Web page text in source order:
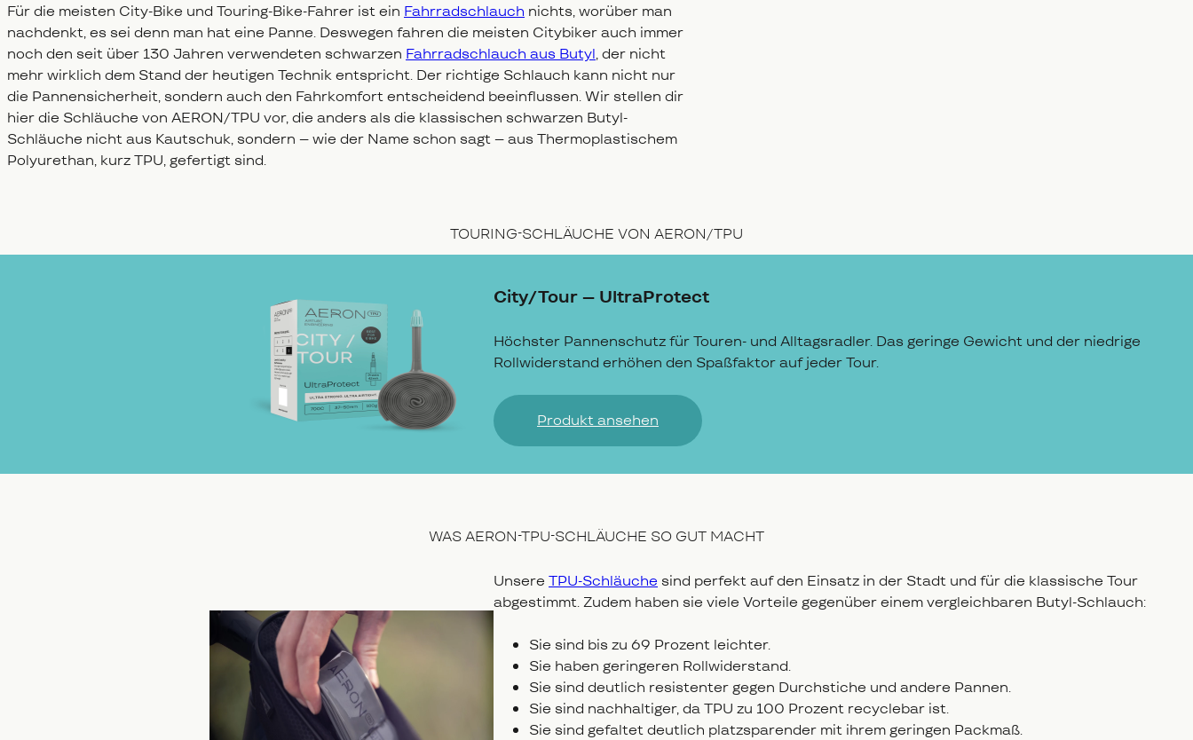
Für die meisten City-Bike und Touring-Bike-Fahrer ist ein Fahrradschlauch nichts, worüber man
nachdenkt, es sei denn man hat eine Panne. Deswegen fahren die meisten Citybiker auch immer
noch den seit über 130 Jahren verwendeten schwarzen Fahrradschlauch aus Butyl, der nicht
mehr wirklich dem Stand der heutigen Technik entspricht. Der richtige Schlauch kann nicht nur
die Pannensicherheit, sondern auch den Fahrkomfort entscheidend beeinflussen. Wir stellen dir
hier die Schläuche von AERON/TPU vor, die anders als die klassischen schwarzen Butyl-
Schläuche nicht aus Kautschuk, sondern – wie der Name schon sagt – aus Thermoplastischem
Polyurethan, kurz TPU, gefertigt sind.
TOURING-SCHLÄUCHE VON AERON/TPU
City/Tour – UltraProtect
Höchster Pannenschutz für Touren- und Alltagsradler. Das geringe Gewicht und der niedrige
Rollwiderstand erhöhen den Spaßfaktor auf jeder Tour.
Produkt ansehen
WAS AERON-TPU-SCHLÄUCHE SO GUT MACHT
Unsere TPU-Schläuche sind perfekt auf den Einsatz in der Stadt und für die klassische Tour
abgestimmt. Zudem haben sie viele Vorteile gegenüber einem vergleichbaren Butyl-Schlauch:
Sie sind bis zu 69 Prozent leichter.
Sie haben geringeren Rollwiderstand.
Sie sind deutlich resistenter gegen Durchstiche und andere Pannen.
Sie sind nachhaltiger, da TPU zu 100 Prozent recyclebar ist.
Sie sind gefaltet deutlich platzsparender mit ihrem geringen Packmaß.